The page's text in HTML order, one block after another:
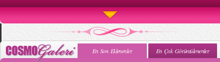
En Son Eklenenler En Çok Görüntülenenler